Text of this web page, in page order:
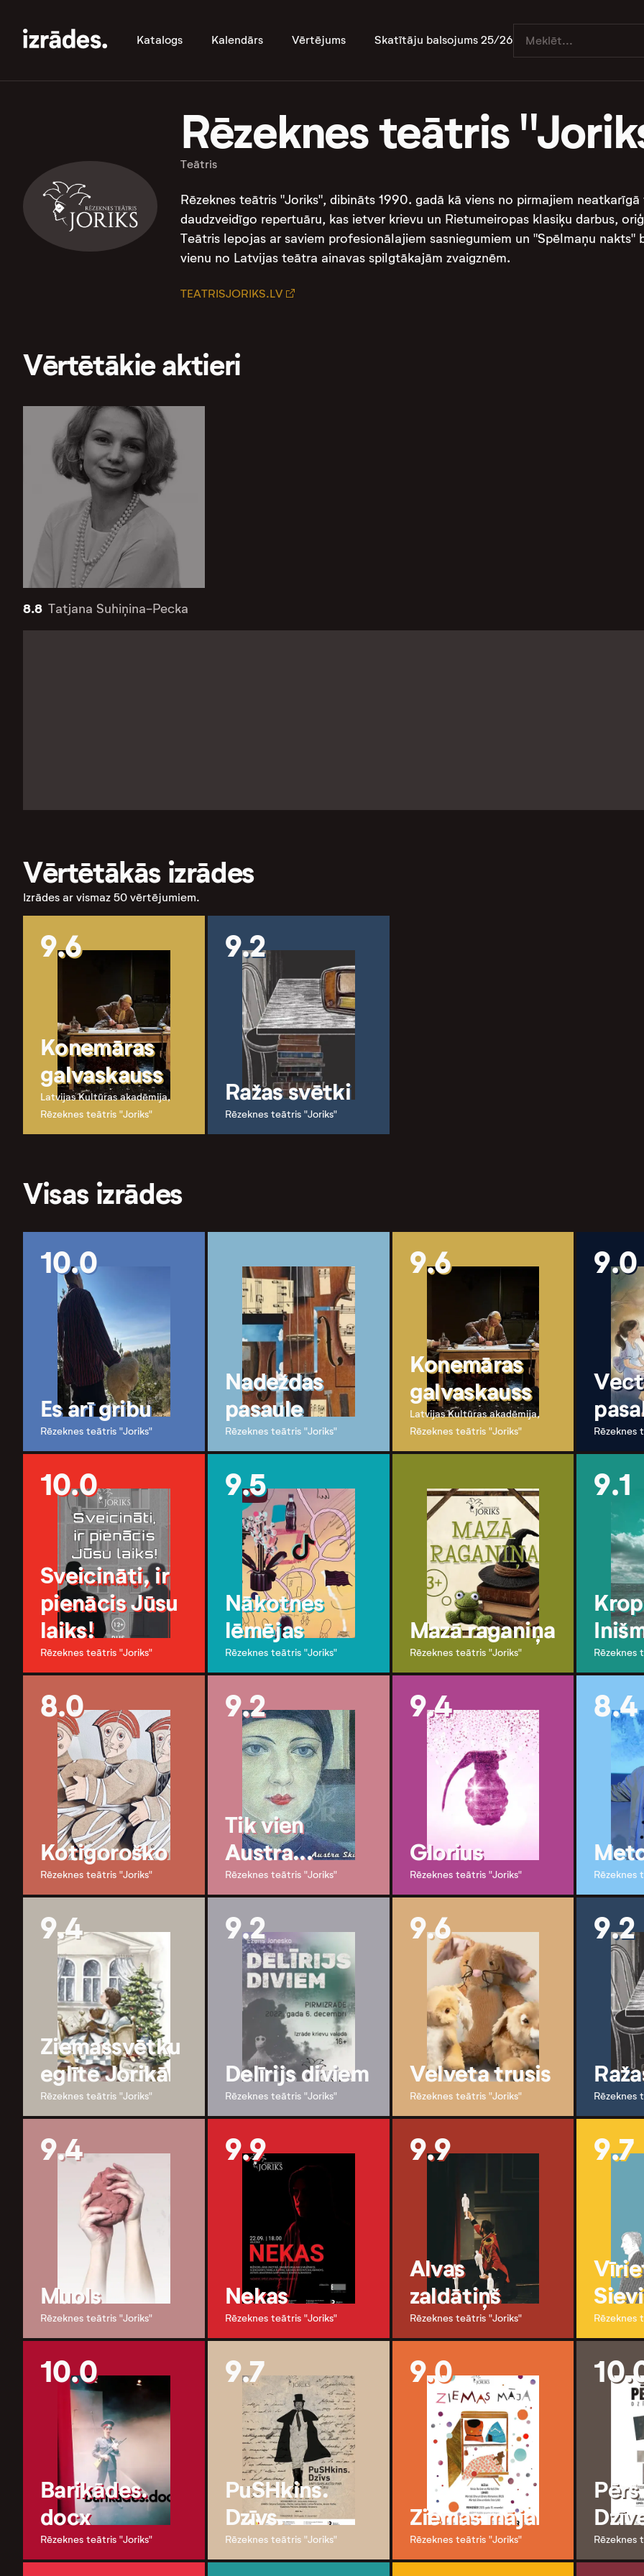
Katalogs Kalendārs Vērtējums Skatītāju balsojums 25/26
Rēzeknes teātris
Teātris
Rēzeknes teātris "Joriks", dibināts 1990. gadā kā viens no pirmajiem
daudzveidīgo repertuāru, kas ietver krievu un Rietumeiropas klasiķu darbus,
Teātris lepojas ar saviem profesionālajiem sasniegumiem un "Spēlmaņu
vienu no Latvijas teātra ainavas spilgtākajām zvaigznēm​​​​.
TEATRISJORIKS.LV
Vērtētākie aktieri
8.8 Tatjana Suhiņina-Pecka
Vērtētākās izrādes
Izrādes ar vismaz 50 vērtējumiem.
9.6
Konemāras
galvaskauss
Latvijas Kultūras akadēmija,
Rēzeknes teātris "Joriks"
9.2
Ražas svētki
Rēzeknes teātris "Joriks"
Visas izrādes
10.0
Es arī gribu
Rēzeknes teātris "Joriks"
Nadeždas
pasaule
Rēzeknes teātris "Joriks"
9.6
Konemāras
galvaskauss
Latvijas Kultūras akadēmija,
Rēzeknes teātris "Joriks"
9.0
Rēzeknes
10.0
Sveicināti, ir
pienācis Jūsu
laiks!
Rēzeknes teātris "Joriks"
9.5
Nākotnes
lēmējas
Rēzeknes teātris "Joriks"
Mazā raganiņa
Rēzeknes teātris "Joriks"
9.1
Rēzeknes
8.0
Kotigoroško
Rēzeknes teātris "Joriks"
9.2
Tik vien
Austra...
Rēzeknes teātris "Joriks"
9.4
Glorius
Rēzeknes teātris "Joriks"
8.4
Rēzeknes
9.4
Ziemassvētku
eglīte Jorikā
Rēzeknes teātris "Joriks"
9.2
Delīrijs diviem
Rēzeknes teātris "Joriks"
9.6
Velveta trusis
Rēzeknes teātris "Joriks"
9.2
Rēzeknes
9.4
Muols
Rēzeknes teātris "Joriks"
9.9
Nekas
Rēzeknes teātris "Joriks"
9.9
Alvas
zaldātiņš
Rēzeknes teātris "Joriks"
9.7
Rēzeknes
10.0
Barikādes.
docx
Rēzeknes teātris "Joriks"
9.7
PuSHkins.
Dzīvs.
Rēzeknes teātris "Joriks"
9.0
Ziemas māja
Rēzeknes teātris "Joriks" Rēzeknes